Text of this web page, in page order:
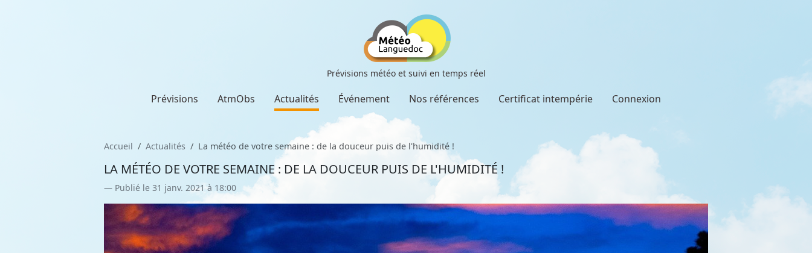
Prévisions météo et suivi en temps réel
Prévisions AtmObs Actualités Événement Nos références Certificat intempérie Connexion
Accueil Actualités La météo de votre semaine : de la douceur puis de l'humidité !
LA MÉTÉO DE VOTRE SEMAINE : DE LA DOUCEUR PUIS DE L'HUMIDITÉ !
Publié le 31 janv. 2021 à 18:00